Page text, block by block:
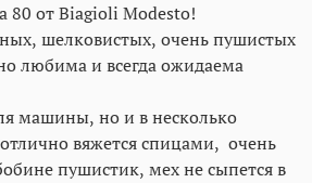
80 от Biagioli Modesto!
шелковистых, очень пушистых
любима и всегда ожидаема
машины, но и в несколько
вяжется спицами, очень
пушистик, мех не сыпется в